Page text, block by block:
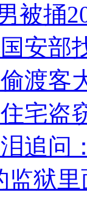
被捅
安部
渡客
宅盗
追问
狱里